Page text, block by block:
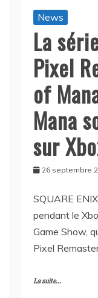
News
La
Pixel
of
Mana
sur
26 septembre
SQUARE
pendant le
Game Show,
Pixel
La suite...